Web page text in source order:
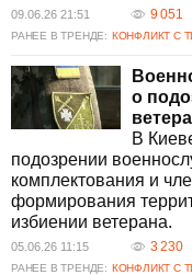
09.06.26 21:51 9 051
РАНЕЕ В ТРЕНДЕ: КОНФЛИКТ С
о
В
подозрении
комплектования и
формирования
избиении ветерана.
05.06.26 11:15 3 230
РАНЕЕ В ТРЕНДЕ: КОНФЛИКТ С